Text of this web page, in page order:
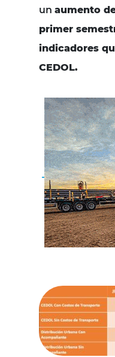
un aumento
primer
indicadores
CEDOL.